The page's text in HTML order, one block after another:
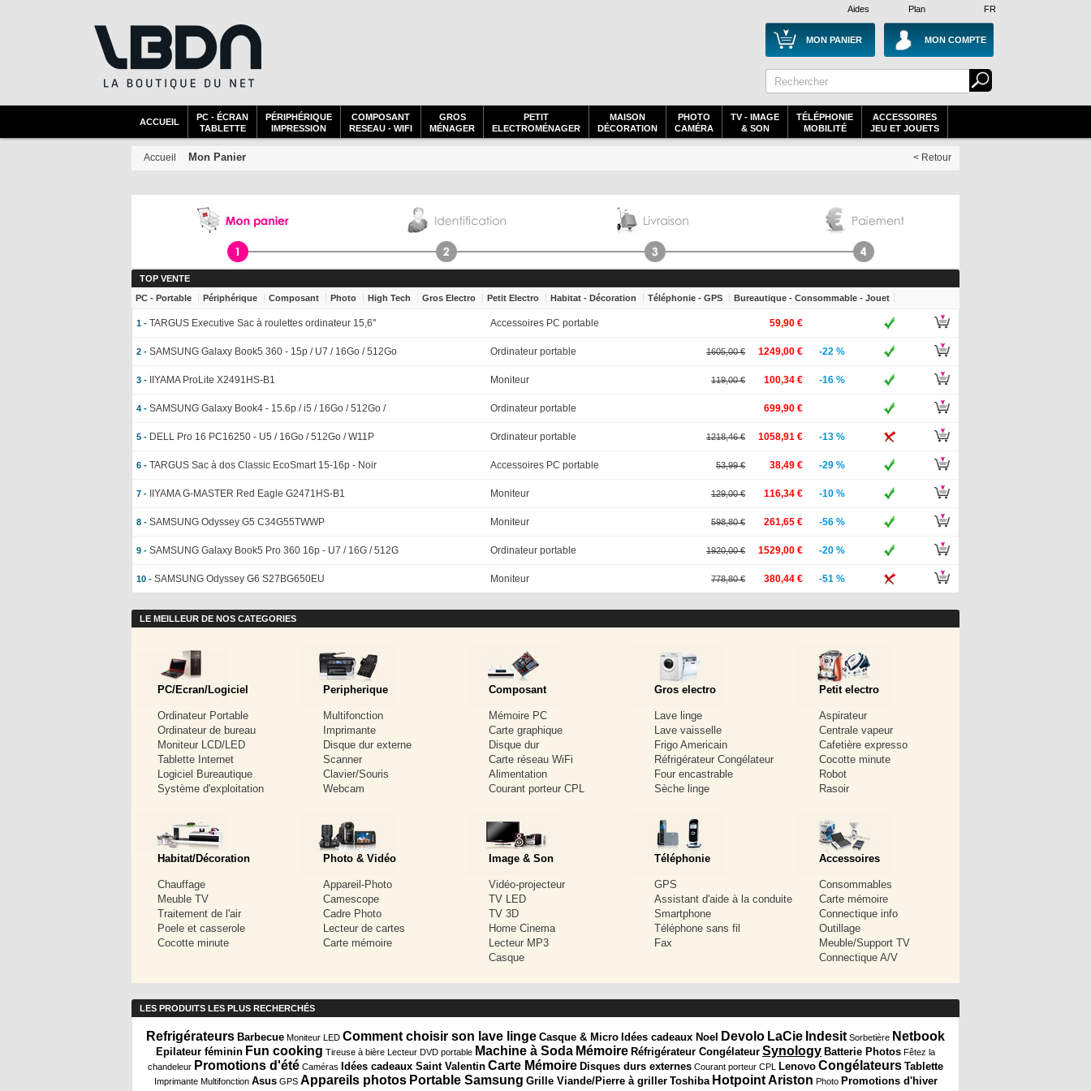
Plan
Aides FR
MON PANIER MON COMPTE
ACCUEIL
PC - ÉCRAN
TABLETTE
PÉRIPHÉRIQUE
IMPRESSION
COMPOSANT
RESEAU - WIFI
GROS
MÉNAGER
PETIT
ELECTROMÉNAGER
MAISON
DÉCORATION
PHOTO
CAMÉRA
TV - IMAGE
& SON
TÉLÉPHONIE
MOBILITÉ
ACCESSOIRES
JEU ET JOUETS
Accueil Mon Panier < Retour
TOP VENTE
PC - Portable
Périphérique Composant Photo High Tech Gros Electro Petit Electro Habitat - Décoration Téléphonie - GPS Bureautique - Consommable - Jouet
1 - TARGUS Executive Sac à roulettes ordinateur 15,6" Accessoires PC portable 59,90 €
2 - SAMSUNG Galaxy Book5 360 - 15p / U7 / 16Go / 512Go Ordinateur portable 1605,00 € 1249,00 € -22 %
3 - IIYAMA ProLite X2491HS-B1 Moniteur 119,00 € 100,34 € -16 %
4 - SAMSUNG Galaxy Book4 - 15.6p / i5 / 16Go / 512Go / Ordinateur portable 699,90 €
5 - DELL Pro 16 PC16250 - U5 / 16Go / 512Go / W11P Ordinateur portable 1218,46 € 1058,91 € -13 %
6 - TARGUS Sac à dos Classic EcoSmart 15-16p - Noir Accessoires PC portable 53,99 € 38,49 € -29 %
7 - IIYAMA G-MASTER Red Eagle G2471HS-B1 Moniteur 129,00 € 116,34 € -10 %
8 - SAMSUNG Odyssey G5 C34G55TWWP Moniteur 598,80 € 261,65 € -56 %
9 - SAMSUNG Galaxy Book5 Pro 360 16p - U7 / 16G / 512G Ordinateur portable 1920,00 € 1529,00 € -20 %
10 - SAMSUNG Odyssey G6 S27BG650EU Moniteur 778,80 € 380,44 € -51 %
LE MEILLEUR DE NOS CATEGORIES
PC/Ecran/Logiciel
Ordinateur Portable
Ordinateur de bureau
Moniteur LCD/LED
Tablette Internet
Logiciel Bureautique
Système d'exploitation
Peripherique
Multifonction
Imprimante
Disque dur externe
Scanner
Clavier/Souris
Webcam
Composant
Mémoire PC
Carte graphique
Disque dur
Carte réseau WiFi
Alimentation
Courant porteur CPL
Gros electro
Lave linge
Lave vaisselle
Frigo Americain
Réfrigérateur Congélateur
Four encastrable
Sèche linge
Petit electro
Aspirateur
Centrale vapeur
Cafetière expresso
Cocotte minute
Robot
Rasoir
Habitat/Décoration
Chauffage
Meuble TV
Traitement de l'air
Poele et casserole
Cocotte minute
Photo & Vidéo
Appareil-Photo
Camescope
Cadre Photo
Lecteur de cartes
Carte mémoire
Image & Son
Vidéo-projecteur
TV LED
TV 3D
Home Cinema
Lecteur MP3
Casque
Téléphonie
GPS
Assistant d'aide à la conduite
Smartphone
Téléphone sans fil
Fax
Accessoires
Consommables
Carte mémoire
Connectique info
Outillage
Meuble/Support TV
Connectique A/V
LES PRODUITS LES PLUS RECHERCHÉS
Refrigérateurs Barbecue Moniteur LED Comment choisir son lave linge Casque & Micro Idées cadeaux Noel Devolo LaCie Indesit Sorbetière Netbook
Epilateur féminin Fun cooking Tireuse à bière Lecteur DVD portable Machine à Soda Mémoire Réfrigérateur Congélateur Synology Batterie Photos Fêtez la
chandeleur Promotions d'été Caméras Idées cadeaux Saint Valentin Carte Mémoire Disques durs externes Courant porteur CPL Lenovo Congélateurs Tablette
Imprimante Multifonction Asus GPS Appareils photos Portable Samsung Grille Viande/Pierre à griller Toshiba Hotpoint Ariston Photo Promotions d'hiver